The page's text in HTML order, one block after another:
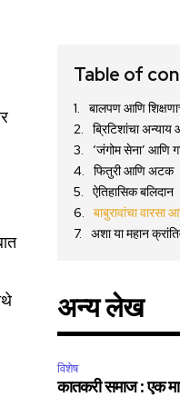
Table of
बालपण आणि
ब्रिटिशांचा अन्याय
‘जंगोम सेना’ आणि
फितुरी आणि अटक
ऐतिहासिक बलिदान
बाबुरावांचा
अशा या महान
अन्य लेख
विशेष
कातकरी समाज : एक